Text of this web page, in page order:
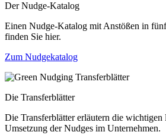
Der Nudge-Katalog
Einen Nudge-Katalog mit Anstößen in
finden Sie hier.
Zum Nudgekatalog
Die Transferblätter
Die Transferblätter erläutern die wichtigen
Umsetzung der Nudges im Unternehmen.